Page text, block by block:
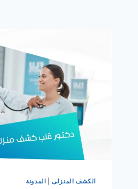
الكشف المنزلى| المدونة